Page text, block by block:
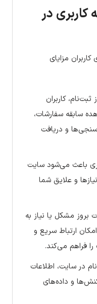
در
مزایای
کاربران
سابقه سفارشات،
و دریافت
باعث می‌شود سایت
و علایق شما
بروز مشکل یا نیاز به
ارتباط سریع و
را فراهم می‌کند.
در سایت، اطلاعات
و داده‌های